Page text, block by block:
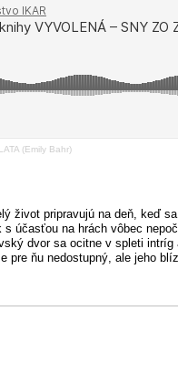
(Emily Bahr)
život pripravujú na deň, keď
účasťou na hrách vôbec
dvor sa ocitne v spleti intríg
pre ňu nedostupný, ale jeho